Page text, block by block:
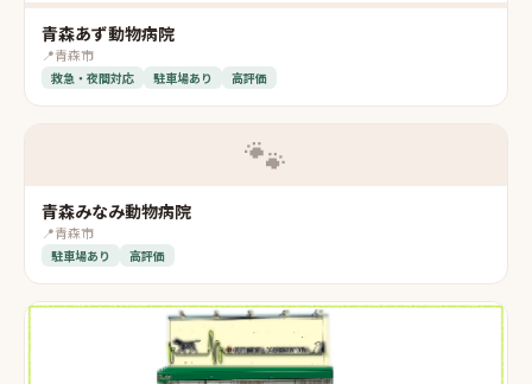
青森あず動物病院
📍青森市
救急・夜間対応 駐車場あり 高評価
🐾
青森みなみ動物病院
📍青森市
駐車場あり 高評価